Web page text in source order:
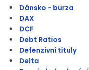
Dánsko - burza
DAX
DCF
Debt Ratios
Defenzivní tituly
Delta